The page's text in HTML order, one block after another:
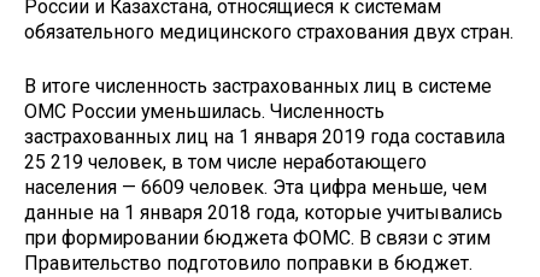
России и Казахстана, относящиеся к системам
обязательного медицинского страхования двух стран.
В итоге численность застрахованных лиц в системе
ОМС России уменьшилась. Численность
застрахованных лиц на 1 января 2019 года составила
25 219 человек, в том числе неработающего
населения — 6609 человек. Эта цифра меньше, чем
данные на 1 января 2018 года, которые учитывались
при формировании бюджета ФОМС. В связи с этим
Правительство подготовило поправки в бюджет.